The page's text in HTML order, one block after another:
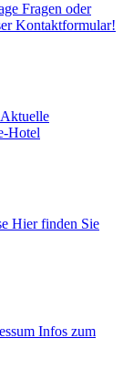
Fragen oder
Kontaktformular!
Aktuelle
Hotel
Hier finden Sie
Infos zum